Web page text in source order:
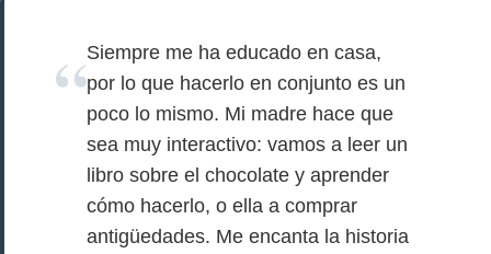
Siempre me ha educado en casa,
por lo que hacerlo en conjunto es un
poco lo mismo. Mi madre hace que
sea muy interactivo: vamos a leer un
libro sobre el chocolate y aprender
cómo hacerlo, o ella a comprar
antigüedades. Me encanta la historia